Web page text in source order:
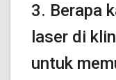
3. Berapa
laser di
untuk